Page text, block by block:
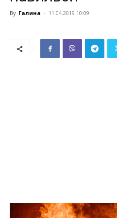
By Галина - 11.04.2019 10:09